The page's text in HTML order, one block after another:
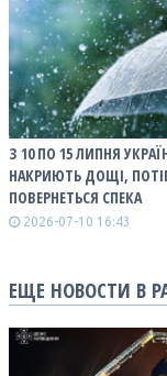
З 10 ПО 15 ЛИПНЯ
НАКРИЮТЬ ДОЩІ,
ПОВЕРНЕТЬСЯ СПЕКА
2026-07-10 16:43
ЕЩЕ НОВОСТИ В